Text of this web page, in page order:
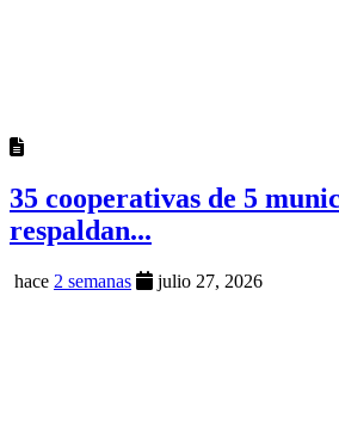
35 cooperativas de 5
respaldan...
hace 2 semanas julio 27, 2026